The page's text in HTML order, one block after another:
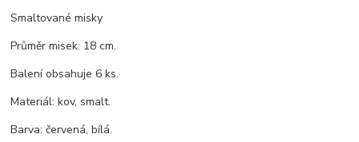
Smaltované misky
Průměr misek: 18 cm.
Balení obsahuje 6 ks.
Materiál: kov, smalt.
Barva: červená, bílá.